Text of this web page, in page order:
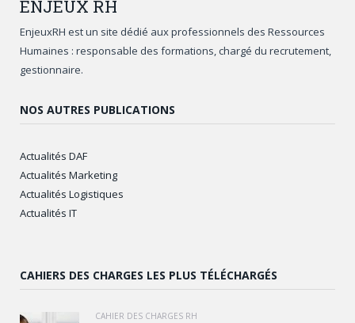
ENJEUX RH
EnjeuxRH est un site dédié aux professionnels des Ressources
Humaines : responsable des formations, chargé du recrutement,
gestionnaire.
NOS AUTRES PUBLICATIONS
Actualités DAF
Actualités Marketing
Actualités Logistiques
Actualités IT
CAHIERS DES CHARGES LES PLUS TÉLÉCHARGÉS
CAHIER DES CHARGES RH